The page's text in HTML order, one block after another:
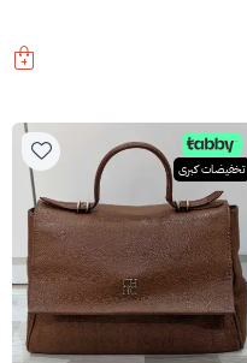
تخفيضات كبرى